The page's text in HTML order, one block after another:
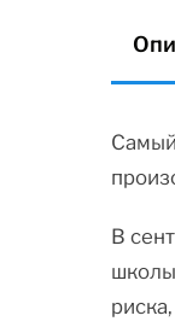
В